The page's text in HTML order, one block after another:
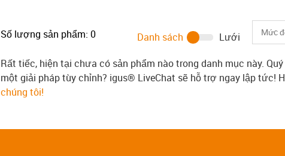
Số lượng sản phẩm: 0 Danh sách
Lưới
Rất tiếc, hiện tại chưa có sản phẩm nào trong danh mục này.
một giải pháp tùy chỉnh? igus® LiveChat sẽ hỗ trợ ngay lập tức!
chúng tôi!